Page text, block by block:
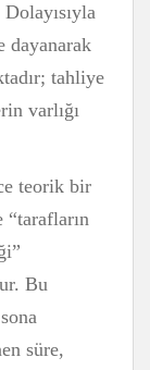
dayanarak
tahliye
varlığı
teorik bir
Bu
süre,